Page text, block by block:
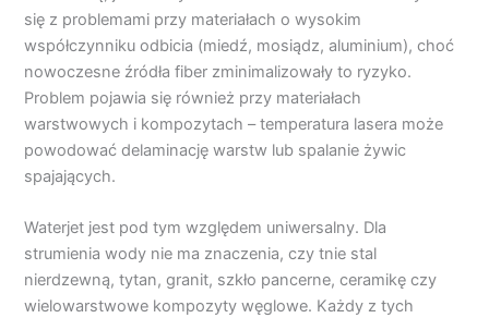
się z problemami przy materiałach o wysokim
współczynniku odbicia (miedź, mosiądz, aluminium), choć
nowoczesne źródła fiber zminimalizowały to ryzyko.
Problem pojawia się również przy materiałach
warstwowych i kompozytach – temperatura lasera może
powodować delaminację warstw lub spalanie żywic
spajających.
Waterjet jest pod tym względem uniwersalny. Dla
strumienia wody nie ma znaczenia, czy tnie stal
nierdzewną, tytan, granit, szkło pancerne, ceramikę czy
wielowarstwowe kompozyty węglowe. Każdy z tych